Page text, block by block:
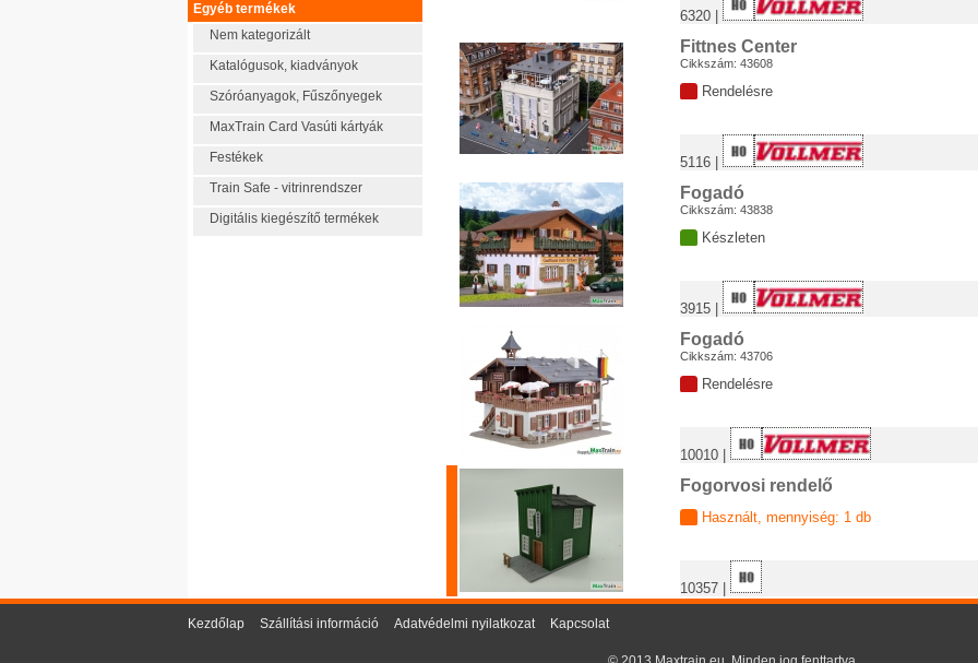
Egyéb termékek
Nem kategorizált
Katalógusok, kiadványok
Szóróanyagok, Fűszőnyegek
MaxTrain Card Vasúti kártyák
Festékek
Train Safe - vitrinrendszer
Digitális kiegészítő termékek
6320 |
Fittnes Center
Cikkszám: 43608
Rendelésre
5116 |
Fogadó
Cikkszám: 43838
Készleten
3915 |
Fogadó
Cikkszám: 43706
Rendelésre
10010 |
Fogorvosi rendelő
Használt, mennyiség: 1 db
10357 |
Kezdőlap Szállítási információ Adatvédelmi nyilatkozat Kapcsolat